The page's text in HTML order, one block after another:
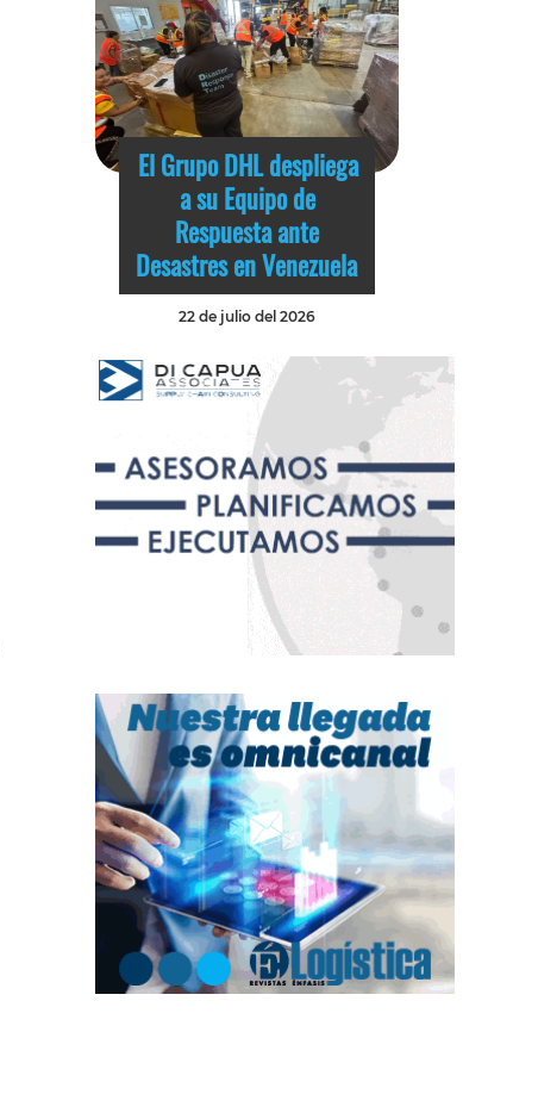
El Grupo DHL despliega
a su Equipo de
Respuesta ante
Desastres en Venezuela
22 de julio del 2026